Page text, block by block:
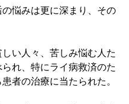
悩みは更に深まり、その
い人々、苦しみ悩む人た
れ、特にライ病救済のた
者の治療に当たられた。